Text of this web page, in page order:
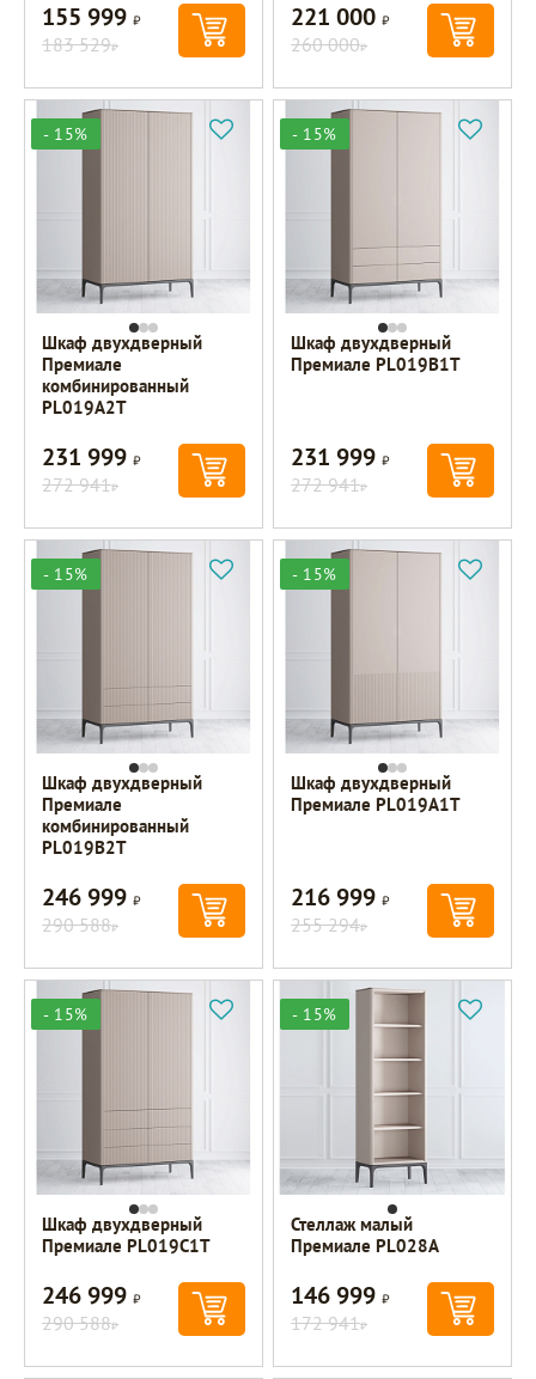
155 999Р
183 529Р
221 000Р
260 000Р
- 15%
Шкаф двухдверный
Премиале
комбинированный
PL019A2T
231 999Р
272 941Р
- 15%
Шкаф двухдверный
Премиале PL019B1T
231 999Р
272 941Р
- 15%
Шкаф двухдверный
Премиале
комбинированный
PL019B2T
246 999Р
290 588Р
- 15%
Шкаф двухдверный
Премиале PL019A1T
216 999Р
255 294Р
- 15%
Шкаф двухдверный
Премиале PL019C1T
246 999Р
290 588Р
- 15%
Стеллаж малый
Премиале PL028A
146 999Р
172 941Р